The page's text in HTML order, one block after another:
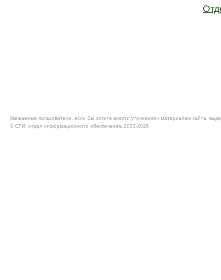
Уважаемые пользователи, если Вы хотите внести уточнения к материалам сайта,
© CЛИ, отдел информационного обеспечения, 2003-2026